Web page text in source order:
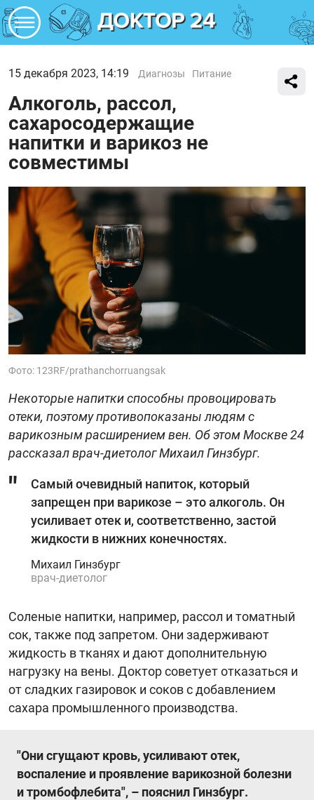
15 декабря 2023, 14:19 Диагнозы Питание
Алкоголь, рассол,
сахаросодержащие
напитки и варикоз не
совместимы
Фото: 123RF/prathanchorruangsak
Некоторые напитки способны провоцировать
отеки, поэтому противопоказаны людям с
варикозным расширением вен. Об этом Москве 24
рассказал врач-диетолог Михаил Гинзбург.
Самый очевидный напиток, который
запрещен при варикозе – это алкоголь. Он
усиливает отек и, соответственно, застой
жидкости в нижних конечностях.
Михаил Гинзбург
врач-диетолог
Соленые напитки, например, рассол и томатный
сок, также под запретом. Они задерживают
жидкость в тканях и дают дополнительную
нагрузку на вены. Доктор советует отказаться и
от сладких газировок и соков с добавлением
сахара промышленного производства.
"Они сгущают кровь, усиливают отек,
воспаление и проявление варикозной болезни
и тромбофлебита", – пояснил Гинзбург.